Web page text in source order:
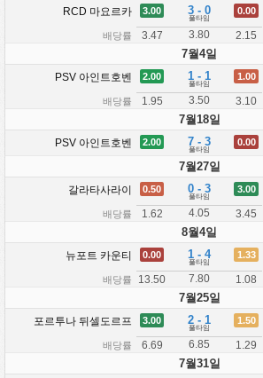
RCD 마요르카
배당률
3.00
3.47
3 - 0
풀타임
3.80
0.00
2.15
7월4일
PSV 아인트호벤
배당률
2.00
1.95
1 - 1
풀타임
3.50
1.00
3.10
7월18일
PSV 아인트호벤 2.00 7 - 3
풀타임
0.00
7월27일
갈라타사라이
배당률
0.50
1.62
0 - 3
풀타임
4.05
3.00
3.45
8월4일
뉴포트 카운티
배당률
0.00
13.50
1 - 4
풀타임
7.80
1.33
1.08
7월25일
포르투나 뒤셀도르프
배당률
3.00
6.69
2 - 1
풀타임
6.85
1.50
1.29
7월31일